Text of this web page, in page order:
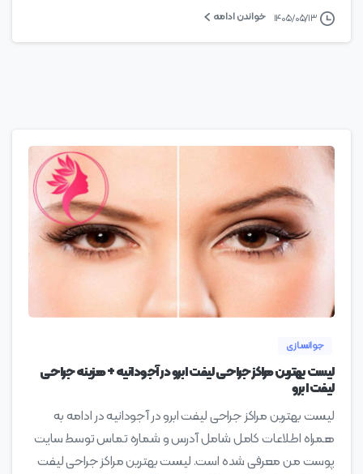
۱۴۰۵/۰۵/۱۳ خواندن ادامه
جوانسازی
لیست بهترین مراکز جراحی لیفت ابرو در آجودانیه + هزینه جراحی
لیفت ابرو
لیست بهترین مراکز جراحی لیفت ابرو در آجودانیه در ادامه به
همراه اطلاعات کامل شامل آدرس و شماره تماس توسط سایت
پوست من معرفی شده است. لیست بهترین مراکز جراحی لیفت